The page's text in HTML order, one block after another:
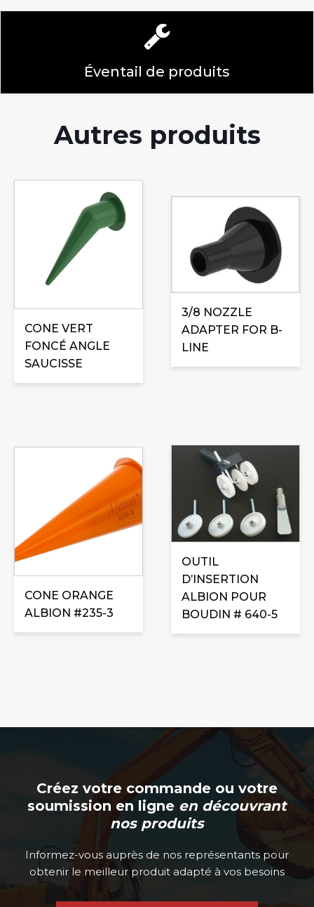
Éventail de produits
Autres produits
CONE VERT
FONCÉ ANGLE
SAUCISSE
3/8 NOZZLE
ADAPTER FOR B-
LINE
CONE ORANGE
ALBION #235-3
OUTIL
D’INSERTION
ALBION POUR
BOUDIN # 640-5
Créez votre commande ou votre
soumission en ligne en découvrant
nos produits
Informez-vous auprès de nos représentants pour
obtenir le meilleur produit adapté à vos besoins